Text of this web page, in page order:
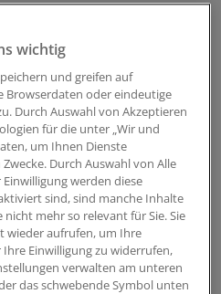
und Politik vor einer
und Politik ist nicht
die Wechsel des
Bundesausschuss
etwas daran?
Folgen
wichtig
und greifen auf
Browserdaten oder eindeutige
Durch Auswahl von Akzeptieren
für die unter „Wir und
um Ihnen Dienste
Durch Auswahl von Alle
werden diese
sind, sind manche Inhalte
mehr so relevant für Sie. Sie
wieder aufrufen, um Ihre
Einwilligung zu widerrufen,
verwalten am unteren
das schwebende Symbol unten